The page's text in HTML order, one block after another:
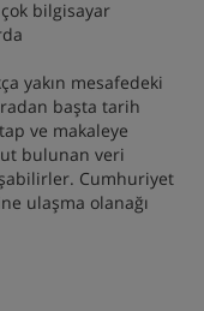
çok bilgisayar
yakın mesafedeki
başta tarih
ve makaleye
bulunan veri
Cumhuriyet
ulaşma olanağı